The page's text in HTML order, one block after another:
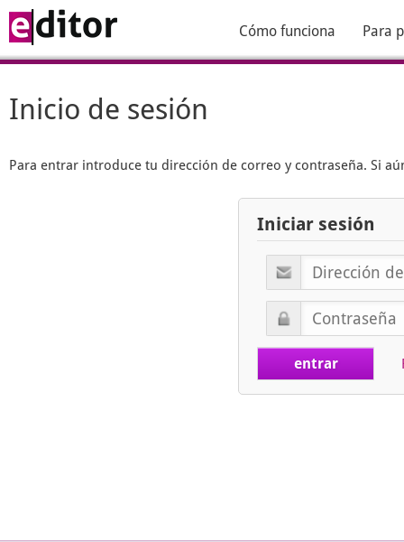
Cómo funciona Para
Inicio de sesión
Para entrar introduce tu dirección de correo y contraseña. Si
Iniciar sesión